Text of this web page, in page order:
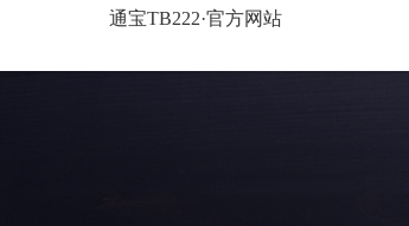
通宝TB222·官方网站